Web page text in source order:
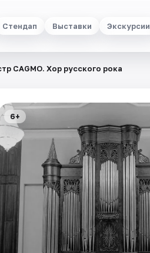
Стендап Выставки Экскурсии
CAGMO. Хор русского рока
6+